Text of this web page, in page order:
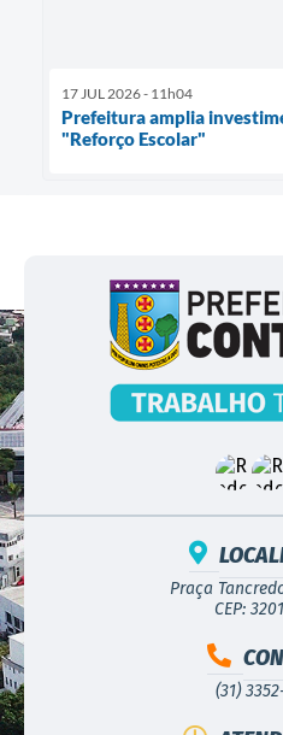
17 JUL 2026 - 11h04
Prefeitura amplia
"Reforço Escolar"
Praça
CEP:
(31)